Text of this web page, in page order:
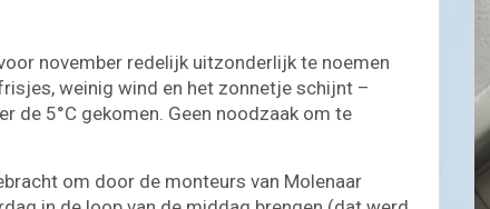
november redelijk uitzonderlijk te noemen
weinig wind en het zonnetje schijnt –
de 5°C gekomen. Geen noodzaak om te
om door de monteurs van Molenaar